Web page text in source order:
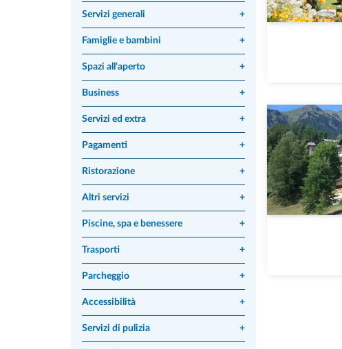
Servizi generali +
Famiglie e bambini +
Spazi all'aperto +
Business +
Servizi ed extra +
Pagamenti +
Ristorazione +
Altri servizi +
Piscine, spa e benessere +
Trasporti +
Parcheggio +
Accessibilità +
Servizi di pulizia +